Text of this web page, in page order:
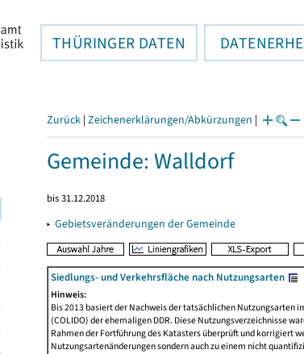
THÜRINGER DATEN
Zurück | Zeichenerklärungen/Abkürzungen |
Gemeinde: Walldorf
bis 31.12.2018
▸ Gebietsveränderungen der Gemeinde
Siedlungs- und Verkehrsfläche nach Nutzungsarten
Hinweis:
Bis 2013 basiert der Nachweis der tatsächlichen
(COLIDO) der ehemaligen DDR. Diese Nutzungsverzeichnisse
Rahmen der Fortführung des Katasters überprüft und korrigiert
Nutzungsartenänderungen sondern auch zu einem nicht